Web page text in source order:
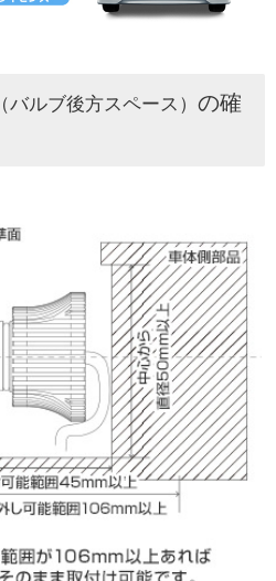
（バルブ後方スペース） の確